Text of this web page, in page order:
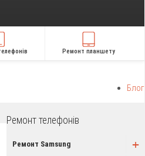
Ремонт планшету
Блог
Ремонт телефонів
Ремонт Samsung +